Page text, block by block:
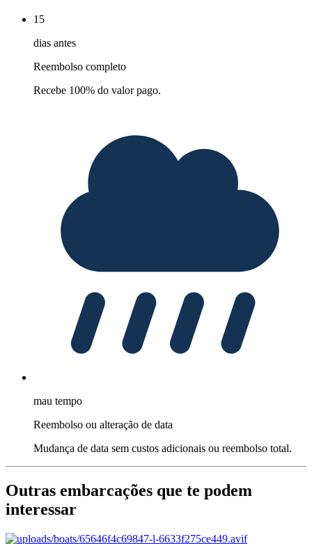
15
dias antes
Reembolso completo
Recebe 100% do valor pago.
mau tempo
Reembolso ou alteração de data
Mudança de data sem custos adicionais ou reembolso total.
Outras embarcações que te podem
interessar